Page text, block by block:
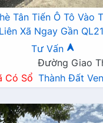
Tân Tiến Ô Tô Vào
Xã Ngay Gần
Tư Vấn
Đường Giao
Có Sổ Thành Đất